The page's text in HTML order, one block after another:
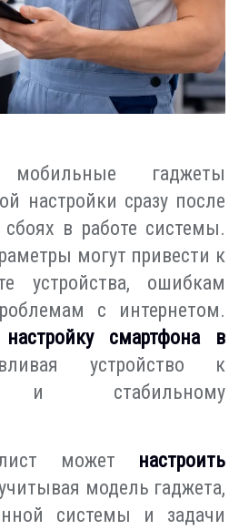
мобильные гаджеты
настройки сразу после
в работе системы.
могут привести к
устройства, ошибкам
с интернетом.
настройку смартфона в
устройство к
и стабильному
может настроить
модель гаджета,
системы и задачи